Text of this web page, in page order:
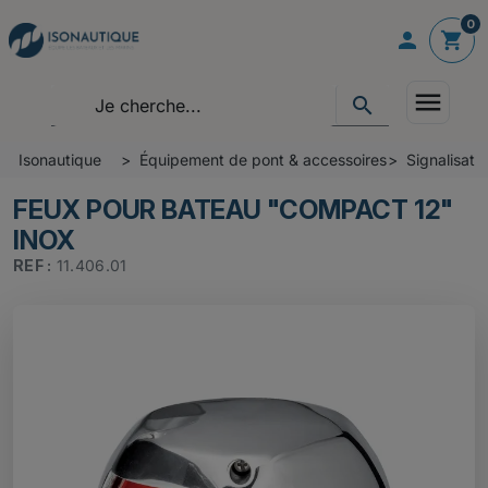
 shopping_cart
0
search menu
Isonautique Équipement de pont & accessoires
FEUX POUR BATEAU "COMPACT 12"
INOX
REF : 11.406.01